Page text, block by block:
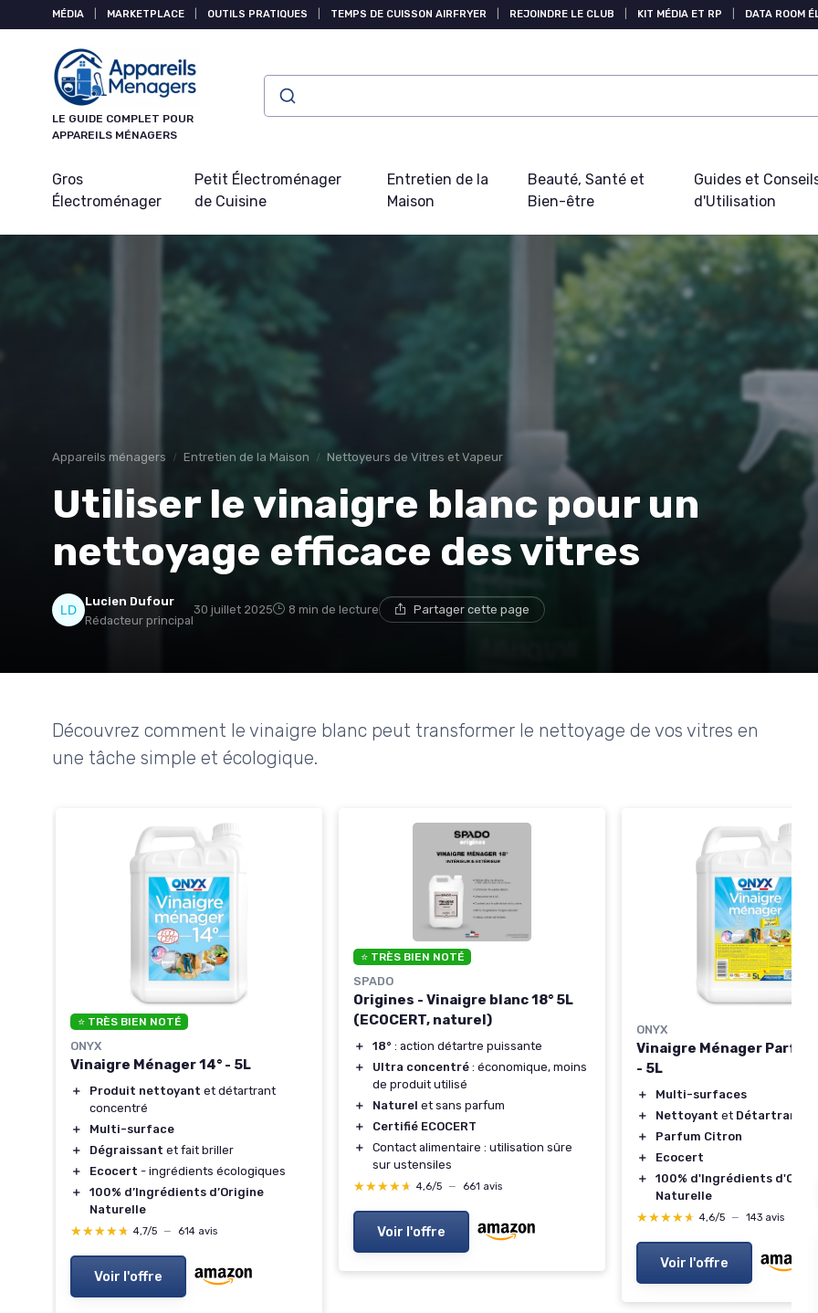
MÉDIA MARKETPLACE OUTILS PRATIQUES TEMPS DE CUISSON AIRFRYER REJOINDRE LE CLUB KIT MÉDIA ET RP DATA ROOM
LE GUIDE COMPLET POUR
APPAREILS MÉNAGERS
Gros
Électroménager
Petit Électroménager
de Cuisine
Entretien de la
Maison
Beauté, Santé et
Bien-être
Guides et
d'Utilisation
Appareils ménagers Entretien de la Maison Nettoyeurs de Vitres et Vapeur
Utiliser le vinaigre blanc pour un
nettoyage efficace des vitres
Lucien Dufour
Rédacteur principal
30 juillet 2025 8 min de lecture Partager cette page
Découvrez comment le vinaigre blanc peut transformer le nettoyage de vos vitres en
une tâche simple et écologique.
⭐ TRÈS BIEN NOTÉ
ONYX
Vinaigre Ménager 14° - 5L
＋ Produit nettoyant et détartrant
concentré
＋
Multi-surface
＋
Dégraissant et fait briller
＋
Ecocert - ingrédients écologiques
＋
100% d’Ingrédients d’Origine
Naturelle
★★★★★
★★★★★ 4,7/5 — 614 avis
Voir l'offre
⭐ TRÈS BIEN NOTÉ
SPADO
Origines - Vinaigre blanc 18° 5L
(ECOCERT, naturel)
＋ 18° : action détartre puissante
＋
Ultra concentré : économique, moins
de produit utilisé
＋
Naturel et sans parfum
＋
Certifié ECOCERT
＋
Contact alimentaire : utilisation sûre
sur ustensiles
★★★★★
★★★★★ 4,6/5 — 661 avis
Voir l'offre
ONYX
Vinaigre Ménager
- 5L
＋
Multi-surfaces
＋
Nettoyant et Détartrant
＋
Parfum Citron
＋
Ecocert
＋
100% d'Ingrédients
Naturelle
★★★★★
★★★★★ 4,6/5 — 143 avis
Voir l'offre
Panneau de gestion des cookies